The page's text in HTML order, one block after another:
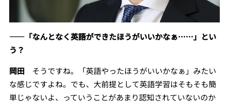
――「なんとなく英語ができたほうがいいかなぁ……」とい
う？
岡田そうですね。「英語やったほうがいいかなぁ」みたい
な感じですよね。でも、大前提として英語学習はそもそも簡
単じゃないよ、っていうことがあまり認知されていないのか